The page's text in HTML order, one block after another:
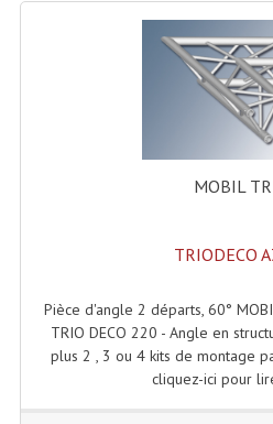
Embases Pour
Grill Auto-
Monotubes Et
Pendrillon Et
Praticable Et
Structure
MOBIL
TRIODECO
Pièce d'angle 2 départs, 60°
TRIO DECO 220 - Angle en
plus 2 , 3 ou 4 kits de montage
cliquez-ici pour